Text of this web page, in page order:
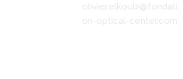
olivier.elkoubi@fondati
on-optical-center.com